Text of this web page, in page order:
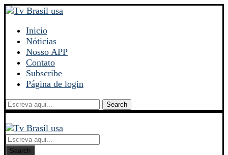
Inicio
Nóticias
Nosso APP
Contato
Subscribe
Página de login
Search
Search